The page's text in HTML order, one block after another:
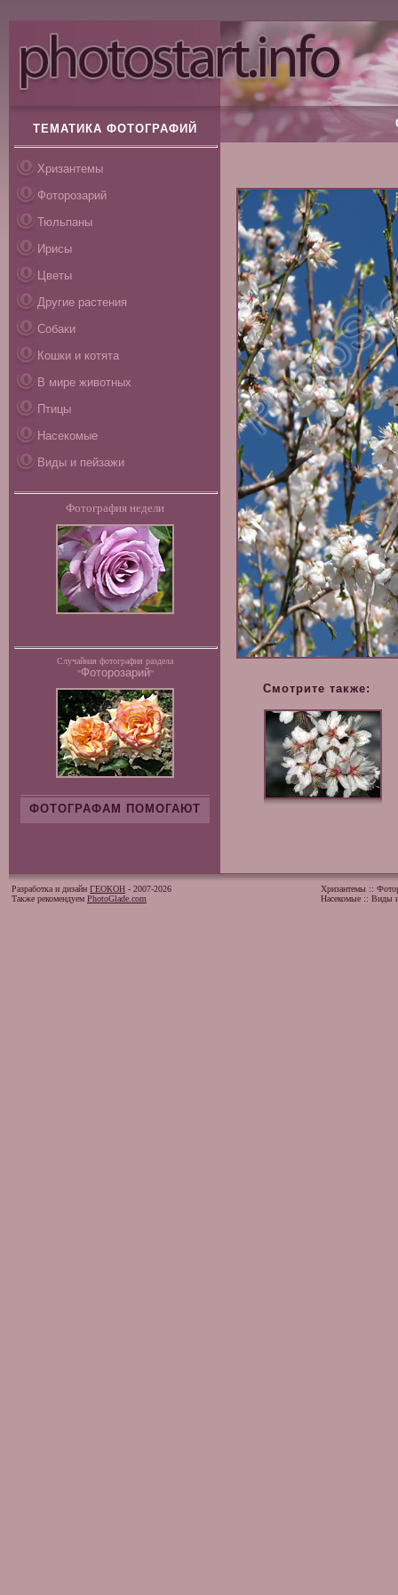
ТЕМАТИКА ФОТОГРАФИЙ
Хризантемы
Фоторозарий
Тюльпаны
Ирисы
Цветы
Другие растения
Собаки
Кошки и котята
В мире животных
Птицы
Насекомые
Виды и пейзажи
Фотография недели
Случайная фотография раздела
"Фоторозарий"
ФОТОГРАФАМ ПОМОГАЮТ
Смотрите также:
Разработка и дизайн ГЕОКОН - 2007-2026
Также рекомендуем PhotoGlade.com
Хризантемы ::
Насекомые :: Виды